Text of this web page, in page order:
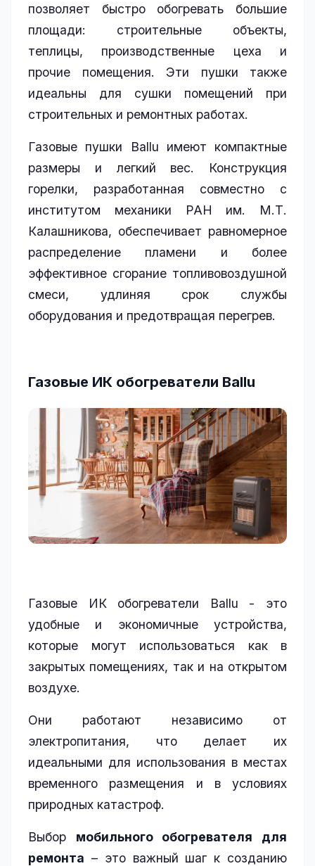
позволяет быстро обогревать большие
площади: строительные объекты,
теплицы, производственные цеха и
прочие помещения. Эти пушки также
идеальны для сушки помещений при
строительных и ремонтных работах.
Газовые пушки Ballu имеют компактные
размеры и легкий вес. Конструкция
горелки, разработанная совместно с
институтом механики РАН им. М.Т.
Калашникова, обеспечивает равномерное
распределение пламени и более
эффективное сгорание топливовоздушной
смеси, удлиняя срок службы
оборудования и предотвращая перегрев.
Газовые ИК обогреватели Ballu
Газовые ИК обогреватели Ballu - это
удобные и экономичные устройства,
которые могут использоваться как в
закрытых помещениях, так и на открытом
воздухе.
Они работают независимо от
электропитания, что делает их
идеальными для использования в местах
временного размещения и в условиях
природных катастроф.
Выбор мобильного обогревателя для
ремонта – это важный шаг к созданию